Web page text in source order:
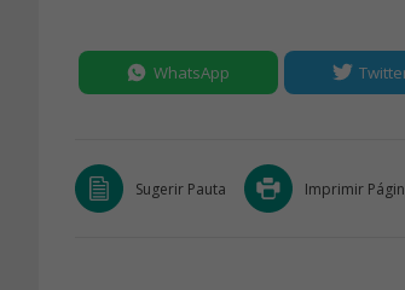
WhatsApp
Sugerir Pauta Imprimir